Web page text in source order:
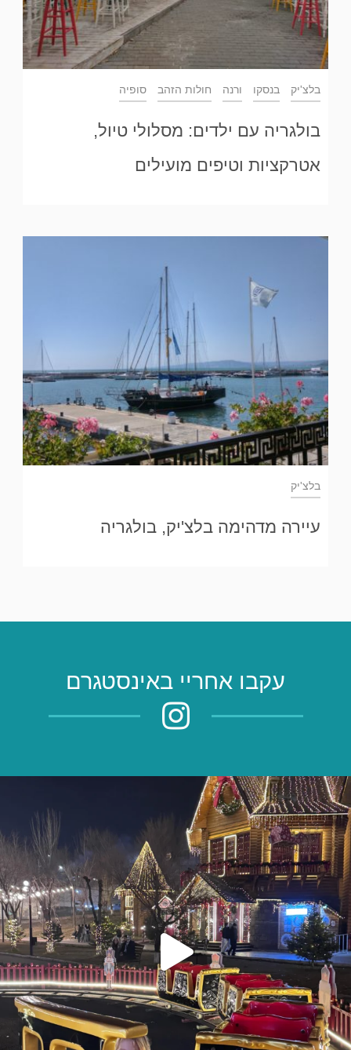
בלצ'יק בנסקו ורנה חולות הזהב סופיה
בולגריה עם ילדים: מסלולי טיול,
אטרקציות וטיפים מועילים
בלצ'יק
עיירה מדהימה בלצ'יק, בולגריה
עקבו אחריי באינסטגרם